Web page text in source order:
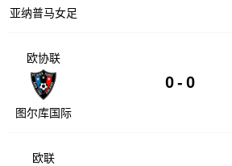
亚纳普马女足
欧协联
图尔库国际
0 - 0
欧联